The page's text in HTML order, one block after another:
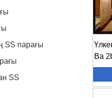
SS парағы
SS
Ba